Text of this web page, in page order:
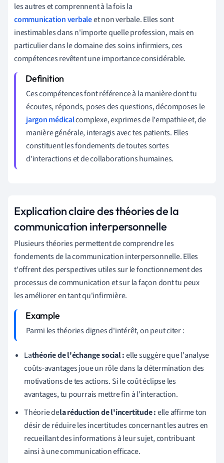
les autres et comprennent à la fois la
communication verbaleet non verbale. Elles sont
inestimables dans n'importe quelle profession, mais en
particulier dans le domaine des soins infirmiers, ces
compétences revêtent une importance considérable.
Ces compétences font référence à la manière dont tu
écoutes, réponds, poses des questions, décomposes le
jargon médicalcomplexe, exprimes de l'empathie et, de
manière générale, interagis avec tes patients. Elles
constituent les fondements de toutes sortes
d'interactions et de collaborations humaines.
Explication claire des théories de la
communication interpersonnelle
Plusieurs théories permettent de comprendre les
fondements de la communication interpersonnelle. Elles
t'offrent des perspectives utiles sur le fonctionnement des
processus de communication et sur la façon dont tu peux
les améliorer en tant qu'infirmière.
Parmi les théories dignes d'intérêt, on peut citer :
Lathéorie de l'échange social :elle suggère que l'analyse
coûts-avantages joue un rôle dans la détermination des
motivations de tes actions. Si le coût éclipse les
avantages, tu pourrais mettre fin à l'interaction.
Théorie dela réduction de l'incertitude :elle affirme ton
désir de réduire les incertitudes concernant les autres en
recueillant des informations à leur sujet, contribuant
ainsi à une communication efficace.